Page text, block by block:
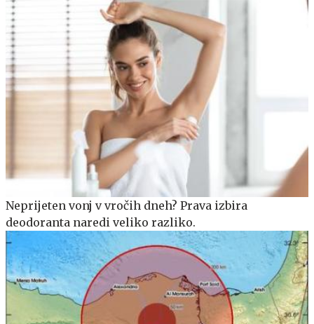
Neprijeten vonj v vročih dneh? Prava izbira
deodoranta naredi veliko razliko.